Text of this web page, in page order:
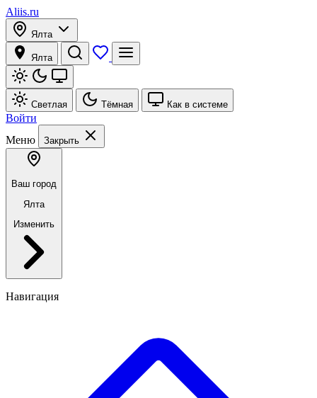
Aliis.ru
Ялта
Ялта
Светлая Тёмная Как в системе
Войти
Меню
Закрыть
Ваш город
Ялта
Изменить
Навигация